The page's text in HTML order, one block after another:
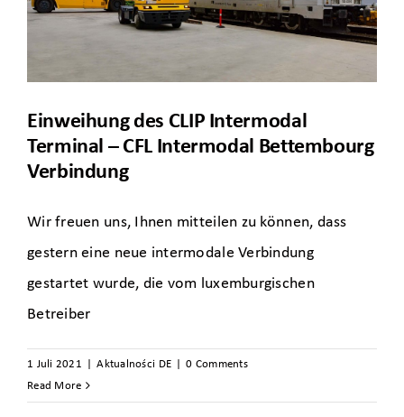
Einweihung des CLIP Intermodal
Terminal – CFL Intermodal Bettembourg
Verbindung
Wir freuen uns, Ihnen mitteilen zu können, dass
gestern eine neue intermodale Verbindung
gestartet wurde, die vom luxemburgischen
Betreiber
1 Juli 2021 Aktualności DE
0 Comments
Read More